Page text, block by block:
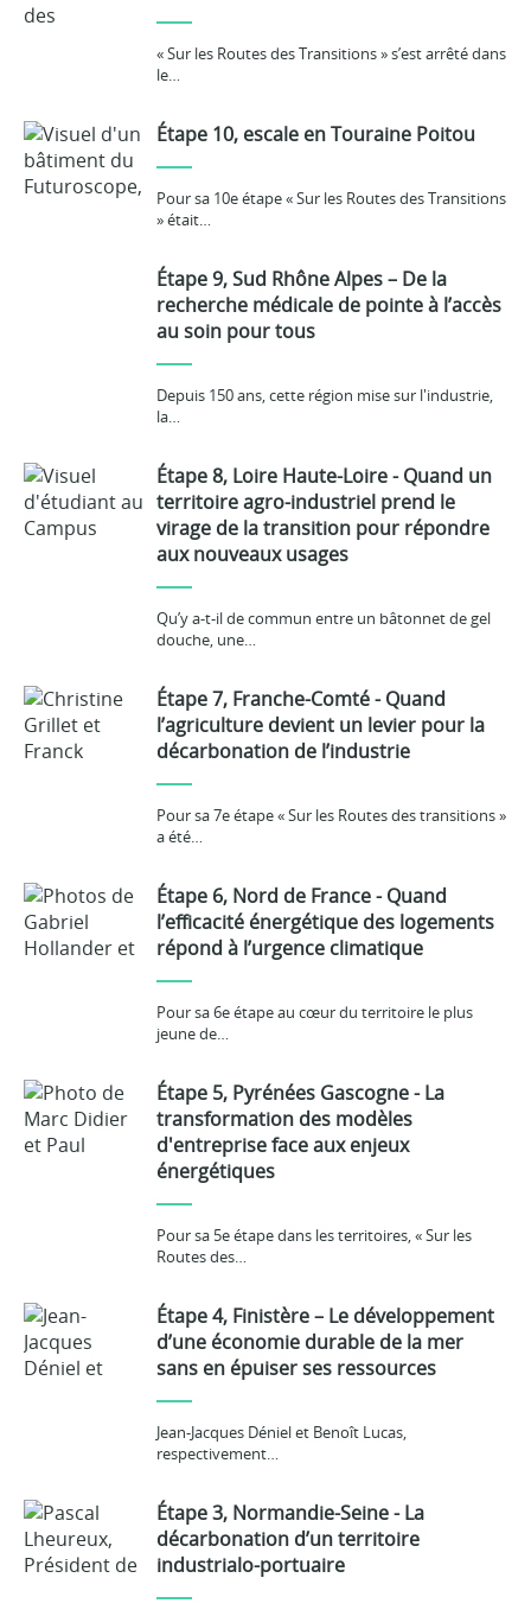
« Sur les Routes des Transitions » s’est arrêté dans
le…
Étape 10, escale en Touraine Poitou
Pour sa 10e étape « Sur les Routes des Transitions
» était…
Étape 9, Sud Rhône Alpes – De la
recherche médicale de pointe à l’accès
au soin pour tous
Depuis 150 ans, cette région mise sur l'industrie,
la…
Étape 8, Loire Haute-Loire - Quand un
territoire agro-industriel prend le
virage de la transition pour répondre
aux nouveaux usages
Qu’y a-t-il de commun entre un bâtonnet de gel
douche, une…
Étape 7, Franche-Comté - Quand
l’agriculture devient un levier pour la
décarbonation de l’industrie
Pour sa 7e étape « Sur les Routes des transitions »
a été…
Étape 6, Nord de France - Quand
l’efficacité énergétique des logements
répond à l’urgence climatique
Pour sa 6e étape au cœur du territoire le plus
jeune de…
Étape 5, Pyrénées Gascogne - La
transformation des modèles
d'entreprise face aux enjeux
énergétiques
Pour sa 5e étape dans les territoires, « Sur les
Routes des…
Étape 4, Finistère – Le développement
d’une économie durable de la mer
sans en épuiser ses ressources
Jean-Jacques Déniel et Benoît Lucas,
respectivement…
Étape 3, Normandie-Seine - La
décarbonation d’un territoire
industrialo-portuaire